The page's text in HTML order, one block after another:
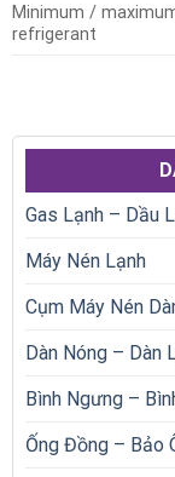
Minimum /
refrigerant
Gas Lạnh – Dầu
Máy Nén Lạnh
Cụm Máy Nén
Dàn Nóng – Dàn
Bình Ngưng –
Ống Đồng – Bảo